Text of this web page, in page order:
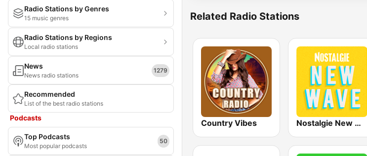
Radio Stations by Genres
15 music genres
Radio Stations by Regions
Local radio stations
News
News radio stations
1279
Recommended
List of the best radio stations
Podcasts
Top Podcasts
Most popular podcasts
50
Related Radio Stations
Country Vibes Nostalgie New Wave